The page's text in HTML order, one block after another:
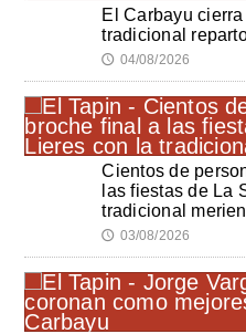
El Carbayu
tradicional
🕔 04/08/2026
Cientos de
las fiestas de La
tradicional
🕔 03/08/2026